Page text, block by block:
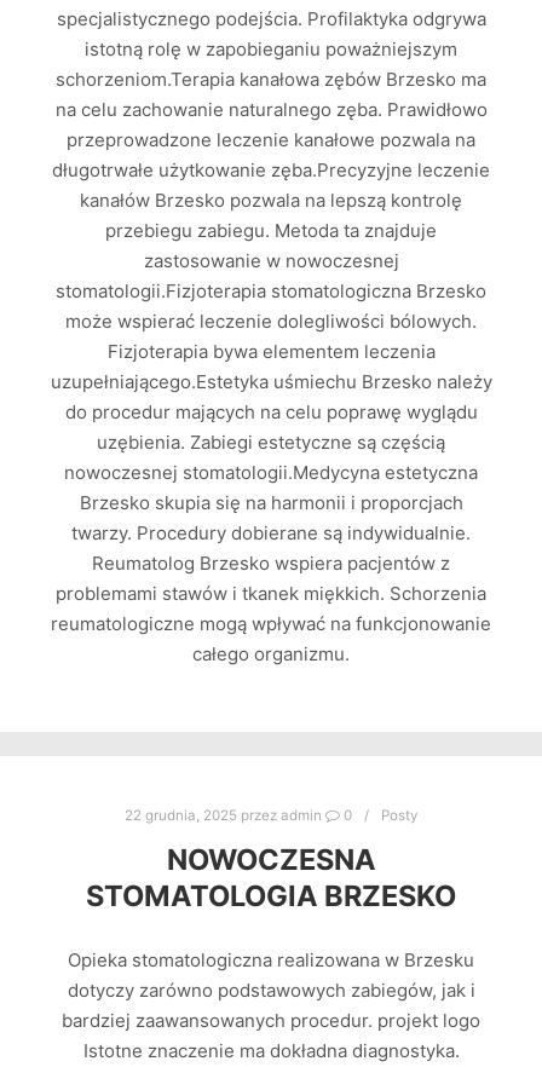
specjalistycznego podejścia. Profilaktyka odgrywa
istotną rolę w zapobieganiu poważniejszym
schorzeniom.Terapia kanałowa zębów Brzesko ma
na celu zachowanie naturalnego zęba. Prawidłowo
przeprowadzone leczenie kanałowe pozwala na
długotrwałe użytkowanie zęba.Precyzyjne leczenie
kanałów Brzesko pozwala na lepszą kontrolę
przebiegu zabiegu. Metoda ta znajduje
zastosowanie w nowoczesnej
stomatologii.Fizjoterapia stomatologiczna Brzesko
może wspierać leczenie dolegliwości bólowych.
Fizjoterapia bywa elementem leczenia
uzupełniającego.Estetyka uśmiechu Brzesko należy
do procedur mających na celu poprawę wyglądu
uzębienia. Zabiegi estetyczne są częścią
nowoczesnej stomatologii.Medycyna estetyczna
Brzesko skupia się na harmonii i proporcjach
twarzy. Procedury dobierane są indywidualnie.
Reumatolog Brzesko wspiera pacjentów z
problemami stawów i tkanek miękkich. Schorzenia
reumatologiczne mogą wpływać na funkcjonowanie
całego organizmu.
22 grudnia, 2025 przez admin 0 Posty
NOWOCZESNA
STOMATOLOGIA BRZESKO
Opieka stomatologiczna realizowana w Brzesku
dotyczy zarówno podstawowych zabiegów, jak i
bardziej zaawansowanych procedur. projekt logo
Istotne znaczenie ma dokładna diagnostyka.